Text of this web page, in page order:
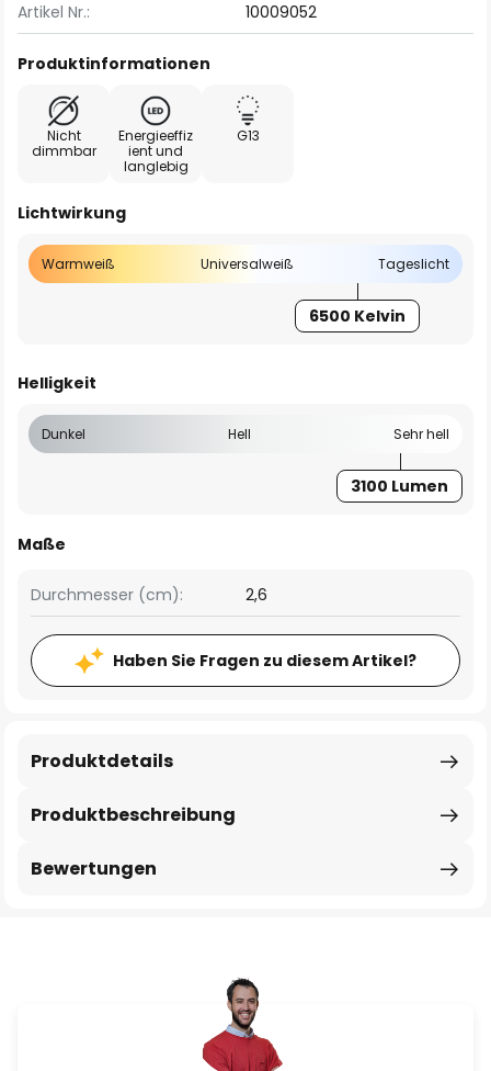
Artikel Nr.:
10009052
Produktinformationen
Nicht
dimmbar
Energieeffiz
ient und
langlebig
G13
Lichtwirkung
Warmweiß Universalweiß Tageslicht
6500 Kelvin
Helligkeit
Dunkel Hell Sehr hell
3100 Lumen
Maße
Durchmesser (cm): 2,6
Haben Sie Fragen zu diesem Artikel?
Produktbeschreibung
Produktdetails
Bewertungen